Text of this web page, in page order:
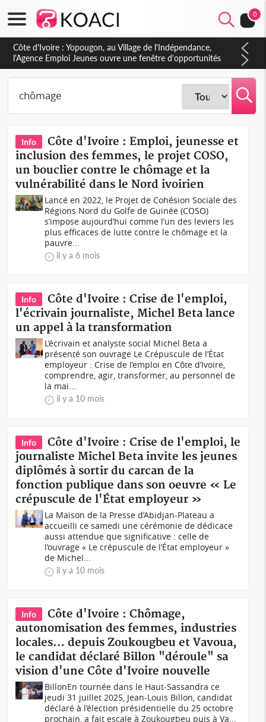
0
Côte d'Ivoire : CHU de Treichville, après la fronde, les agents
contractuels obtiennent un accord avec la direction sur les
arriérés du SMIG 2023
Info
Côte d'Ivoire : Emploi, jeunesse et
inclusion des femmes, le projet COSO,
un bouclier contre le chômage et la
vulnérabilité dans le Nord ivoirien
Lancé en 2022, le Projet de Cohésion Sociale des
Régions Nord du Golfe de Guinée (COSO)
s’impose aujourd’hui comme l’un des leviers les
plus efficaces de lutte contre le chômage et la
pauvre...
il y a 6 mois
Info
Côte d'Ivoire : Crise de l'emploi,
l'écrivain journaliste, Michel Beta lance
un appel à la transformation
L’écrivain et analyste social Michel Beta a
présenté son ouvrage Le Crépuscule de l’État
employeur : Crise de l’emploi en Côte d’Ivoire,
comprendre, agir, transformer, au personnel de
la mai...
il y a 10 mois
Info
Côte d'Ivoire : Crise de l'emploi, le
journaliste Michel Beta invite les jeunes
diplômés à sortir du carcan de la
fonction publique dans son oeuvre « Le
crépuscule de l'État employeur »
La Maison de la Presse d’Abidjan-Plateau a
accueilli ce samedi une cérémonie de dédicace
aussi attendue que significative : celle de
l’ouvrage « Le crépuscule de l’État employeur »
de Michel...
il y a 10 mois
Info
Côte d'Ivoire : Chômage,
autonomisation des femmes, industries
locales… depuis Zoukougbeu et Vavoua,
le candidat déclaré Billon "déroule" sa
vision d'une Côte d'Ivoire nouvelle
BillonEn tournée dans le Haut-Sassandra ce
jeudi 31 juillet 2025, Jean-Louis Billon, candidat
déclaré à l’élection présidentielle du 25 octobre
prochain, a fait escale à Zoukougbeu puis à Va...